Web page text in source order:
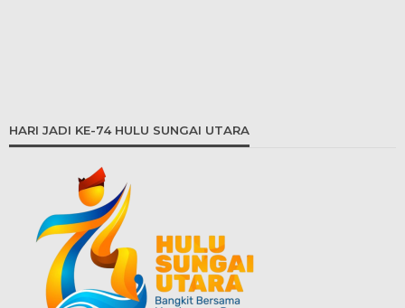
HARI JADI KE-74 HULU SUNGAI UTARA